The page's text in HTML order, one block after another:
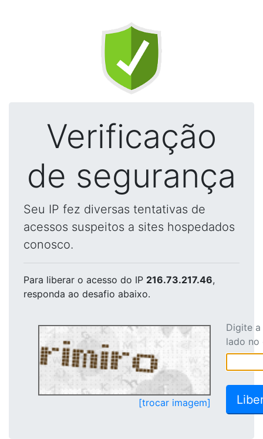
Verificação
de segurança
Seu IP fez diversas tentativas de
acessos suspeitos a sites hospedados
conosco.
Para liberar o acesso do IP 216.73.217.46,
responda ao desafio abaixo.
[trocar imagem]
Digite
lado no